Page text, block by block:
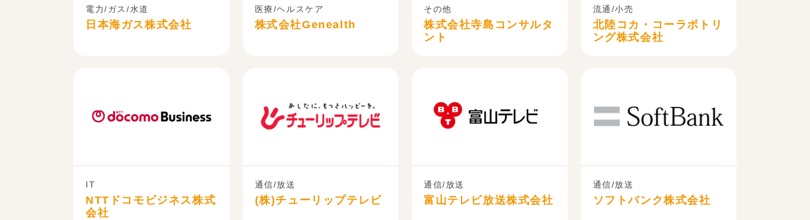
電力/ガス/水道
日本海ガス株式会社
医療/ヘルスケア
株式会社Genealth
その他
株式会社寺島コンサルタ
ント
流通/小売
北陸コカ・コーラボトリ
ング株式会社
IT
NTTドコモビジネス株式
会社
通信/放送
(株)チューリップテレビ
通信/放送
富山テレビ放送株式会社
通信/放送
ソフトバンク株式会社